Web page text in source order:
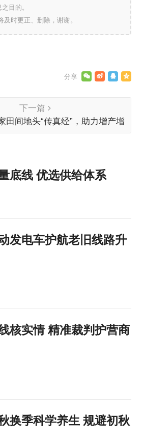
目的。
时更正、删除，谢谢。
下一篇
田间地头“传真经”，助力增产增
底线 优选供给体系
发电车护航老旧线路升
核实情 精准裁判护营商
换季科学养生 规避初秋